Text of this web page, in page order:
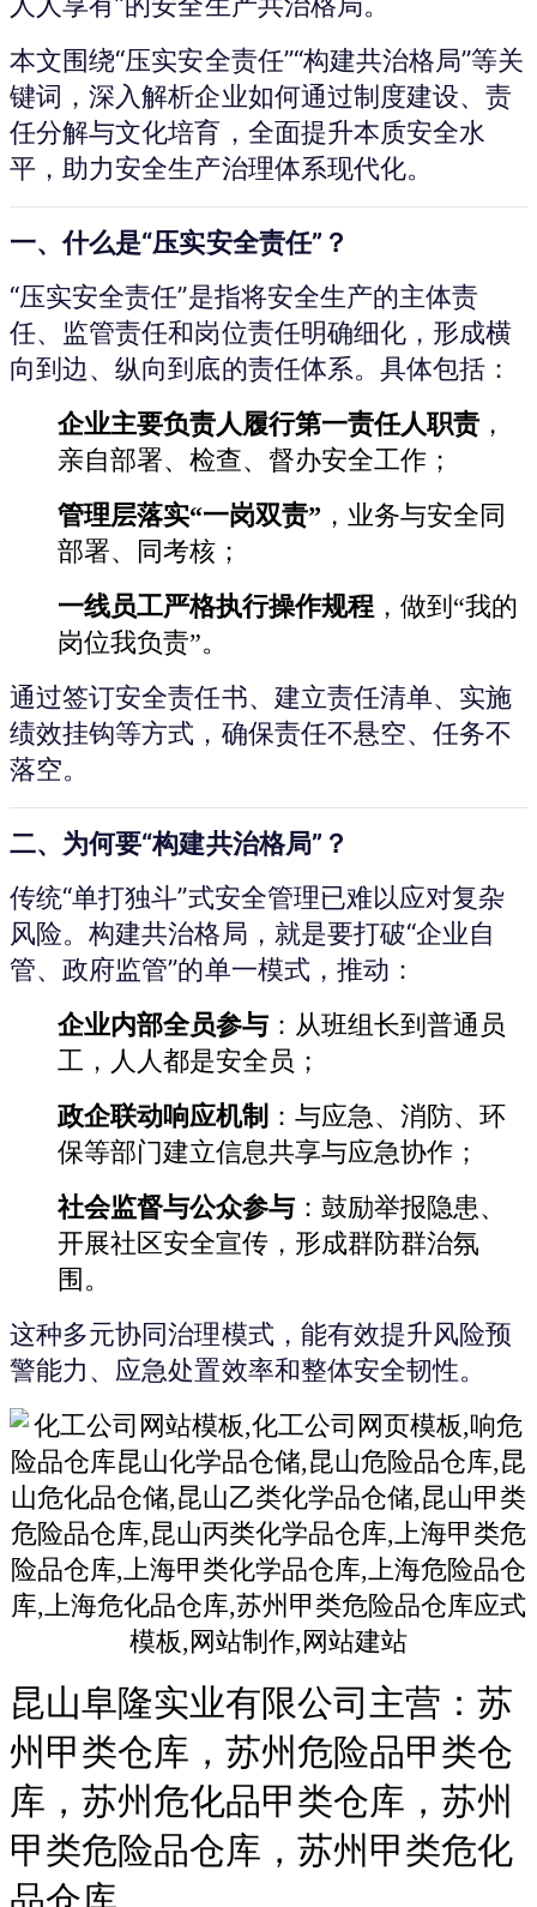
本文围绕“压实安全责任”“构建共治格局”等关
键词，深入解析企业如何通过制度建设、责
任分解与文化培育，全面提升本质安全水
平，助力安全生产治理体系现代化。
一、什么是“压实安全责任”？
“压实安全责任”是指将安全生产的主体责
任、监管责任和岗位责任明确细化，形成横
向到边、纵向到底的责任体系。具体包括：
企业主要负责人履行第一责任人职责 ，
亲自部署、检查、督办安全工作；
管理层落实“一岗双责” ，业务与安全同
部署、同考核；
一线员工严格执行操作规程 ，做到“我的
岗位我负责”。
通过签订安全责任书、建立责任清单、实施
绩效挂钩等方式，确保责任不悬空、任务不
落空。
二、为何要“构建共治格局”？
传统“单打独斗”式安全管理已难以应对复杂
风险。构建共治格局，就是要打破“企业自
管、政府监管”的单一模式，推动：
企业内部全员参与 ：从班组长到普通员
工，人人都是安全员；
政企联动响应机制 ：与应急、消防、环
保等部门建立信息共享与应急协作；
社会监督与公众参与 ：鼓励举报隐患、
开展社区安全宣传，形成群防群治氛
围。
这种多元协同治理模式，能有效提升风险预
警能力、应急处置效率和整体安全韧性。
昆山阜隆实业有限公司主营：苏
州甲类仓库，苏州危险品甲类仓
库，苏州危化品甲类仓库，苏州
甲类危险品仓库，苏州甲类危化
品仓库